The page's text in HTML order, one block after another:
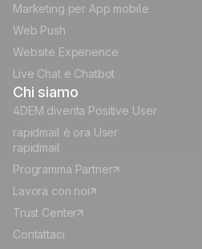
Marketing per App mobile
Web Push
Website Experience
Live Chat e Chatbot
Chi siamo
4DEM diventa Positive User
rapidmail è ora User
rapidmail
Programma Partner
Lavora con noi
Trust Center
Contattaci